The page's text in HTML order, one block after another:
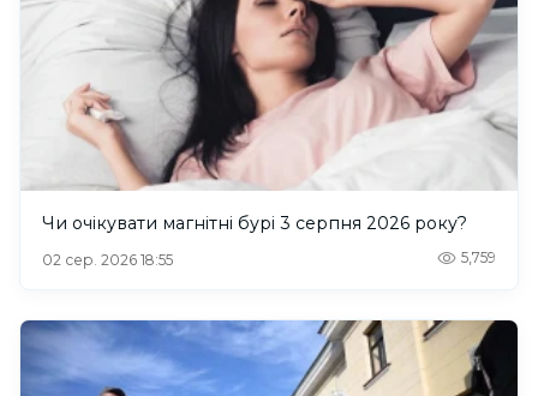
Чи очікувати магнітні бурі 3 серпня 2026 року?
02 сер. 2026 18:55 5,759